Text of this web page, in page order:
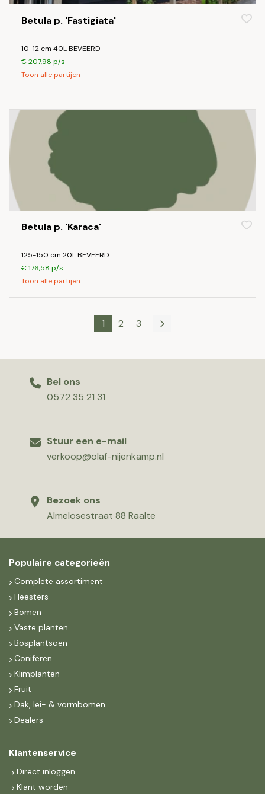
Betula p. 'Fastigiata'
10-12 cm 40L BEVEERD
€ 207,98 p/s
Toon alle partijen
Betula p. 'Karaca'
125-150 cm 20L BEVEERD
€ 176,58 p/s
Toon alle partijen
1 2 3
Bel ons
0572 35 21 31
Stuur een e-mail
verkoop@olaf-nijenkamp.nl
Bezoek ons
Almelosestraat 88 Raalte
Populaire categorieën
Complete assortiment
Heesters
Bomen
Vaste planten
Bosplantsoen
Coniferen
Klimplanten
Fruit
Dak, lei- & vormbomen
Dealers
Klantenservice
Direct inloggen
Klant worden